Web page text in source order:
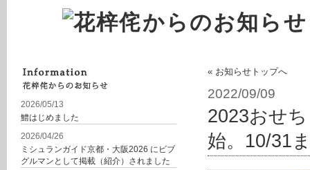
2026/05/13
鱧はじめました
2026/04/26
ミシュランガイド京都・大阪2026 にビブ
グルマンとして掲載（紹介）されました
« お知らせトップへ
2022/09/09
2023おせ
始。10/31